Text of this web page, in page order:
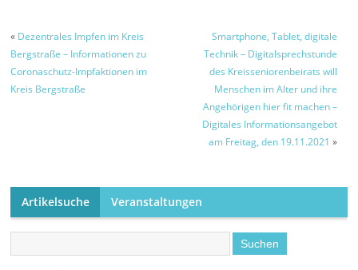
« Dezentrales Impfen im Kreis
Bergstraße – Informationen zu
Coronaschutz-Impfaktionen im
Kreis Bergstraße
Smartphone, Tablet, digitale
Technik – Digitalsprechstunde
des Kreisseniorenbeirats will
Menschen im Alter und ihre
Angehörigen hier fit machen –
Digitales Informationsangebot
am Freitag, den 19.11.2021 »
Artikelsuche Veranstaltungen